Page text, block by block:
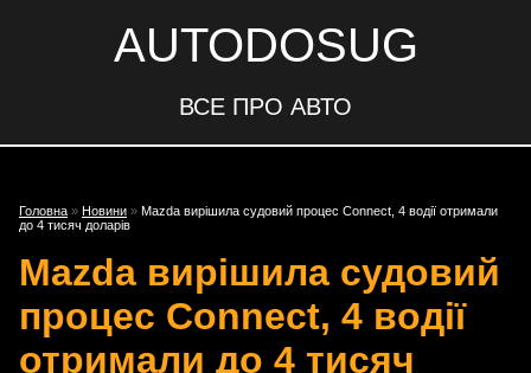
AUTODOSUG
ВСЕ ПРО АВТО
Головна » Новини » Mazda вирішила судовий процес Connect, 4 водії отримали
до 4 тисяч доларів
Mazda вирішила судовий
процес Connect, 4 водії
отримали до 4 тисяч